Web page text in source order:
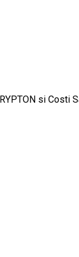
si Costi